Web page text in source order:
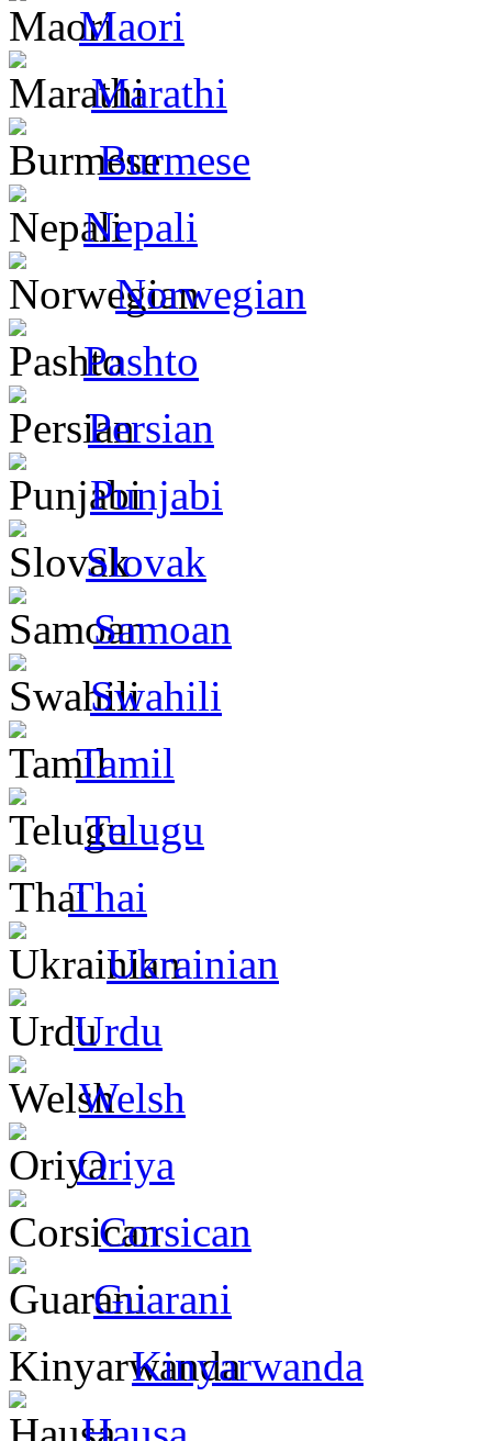
Maori
Marathi
Burmese
Nepali
Norwegian
Pashto
Persian
Punjabi
Slovak
Samoan
Swahili
Tamil
Telugu
Thai
Ukrainian
Urdu
Welsh
Oriya
Corsican
Guarani
Kinyarwanda